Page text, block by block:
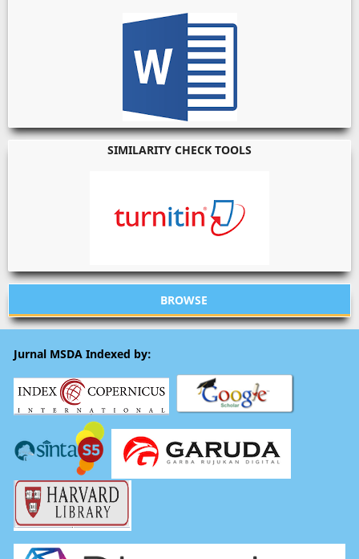
SIMILARITY CHECK TOOLS
BROWSE
Jurnal MSDA Indexed by: